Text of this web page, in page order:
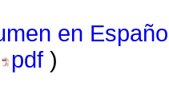
en
pdf )